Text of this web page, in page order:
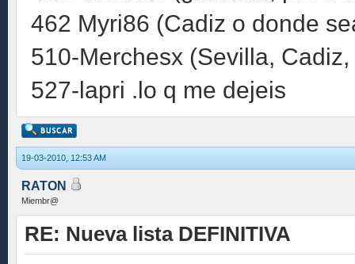
462 Myri86 (Cadiz o donde
510-Merchesx (Sevilla,
527-lapri .lo q me dejeis
19-03-2010, 12:53 AM
RATON
Miembr@
RE: Nueva lista DEFINITIVA